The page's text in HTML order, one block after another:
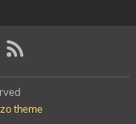
theme